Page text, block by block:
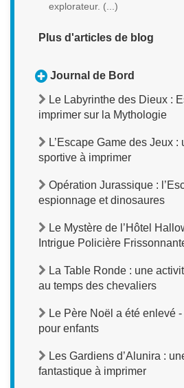
explorateur. (...)
Plus d'articles de blog
Journal de Bord
Le Labyrinthe des Dieux :
imprimer sur la Mythologie
L’Escape Game des Jeux :
sportive à imprimer
Opération Jurassique :
espionnage et dinosaures
Le Mystère de l’Hôtel
Intrigue Policière
La Table Ronde : une
au temps des chevaliers
Le Père Noël a été enlevé
pour enfants
Les Gardiens d’Alunira :
fantastique à imprimer